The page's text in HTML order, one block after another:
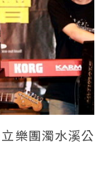
樂團濁水溪公